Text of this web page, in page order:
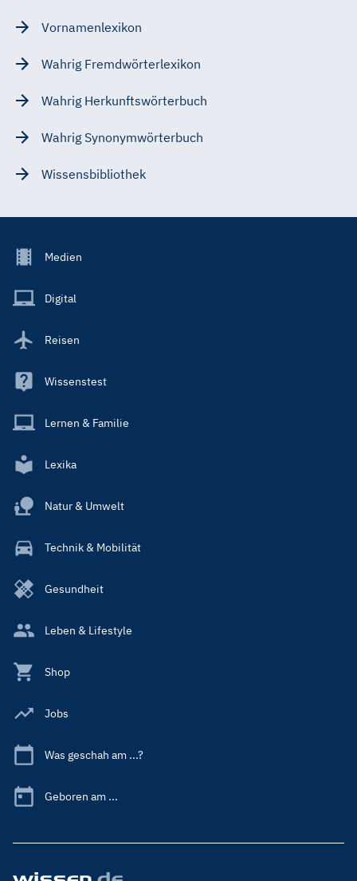
Vornamenlexikon
Wahrig Fremdwörterlexikon
Wahrig Herkunftswörterbuch
Wahrig Synonymwörterbuch
Wissensbibliothek
Footer
Main
Medien
Digital
Reisen
Wissenstest
Lernen & Familie
Lexika
Natur & Umwelt
Technik & Mobilität
Gesundheit
Leben & Lifestyle
Shop
Jobs
Was geschah am ...?
Geboren am ...